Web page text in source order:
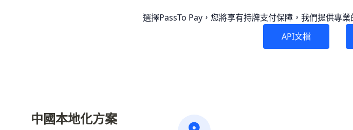
選擇PassTo Pay，您將享有持牌支付保障，我們提供專
API文檔
中國本地化方案